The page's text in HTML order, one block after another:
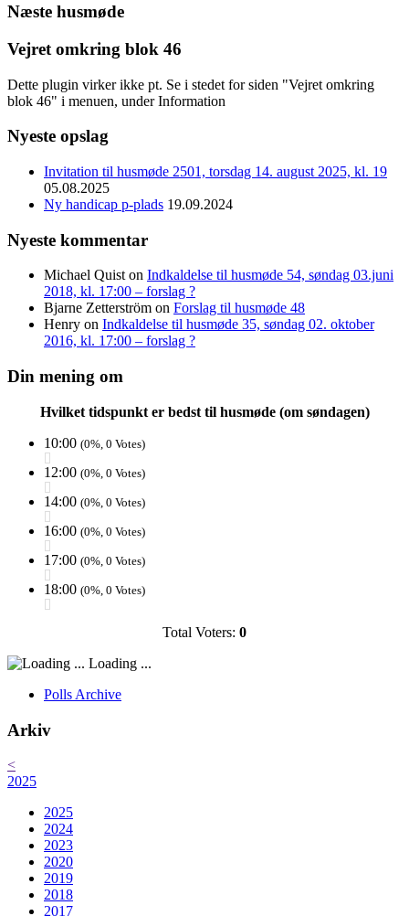
Næste husmøde
Vejret omkring blok 46
Dette plugin virker ikke pt. Se i stedet for siden "Vejret omkring
blok 46" i menuen, under Information
Nyeste opslag
Invitation til husmøde 2501, torsdag 14. august 2025, kl. 19
05.08.2025
Ny handicap p-plads 19.09.2024
Nyeste kommentar
Michael Quiston Indkaldelse til husmøde 54, søndag 03.juni
2018, kl. 17:00 – forslag ?
Bjarne Zetterström on Forslag til husmøde 48
Henry on Indkaldelse til husmøde 35, søndag 02. oktober
2016, kl. 17:00 – forslag ?
Din mening om
Hvilket tidspunkt er bedst til husmøde (om søndagen)
10:00 (0%, 0 Votes)
12:00 (0%, 0 Votes)
14:00 (0%, 0 Votes)
16:00 (0%, 0 Votes)
17:00 (0%, 0 Votes)
18:00 (0%, 0 Votes)
Total Voters: 0
Loading ...
Polls Archive
Arkiv
<
2025
2025
2024
2023
2020
2019
2018
2017